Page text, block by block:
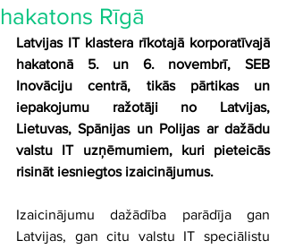
hakatons Rīgā
Latvijas IT klastera rīkotajā korporatīvajā
hakatonā 5. un 6. novembrī, SEB
Inovāciju centrā, tikās pārtikas un
iepakojumu ražotāji no Latvijas,
Lietuvas, Spānijas un Polijas ar dažādu
valstu IT uzņēmumiem, kuri pieteicās
risināt iesniegtos izaicinājumus.
Izaicinājumu dažādība parādīja gan
Latvijas, gan citu valstu IT speciālistu